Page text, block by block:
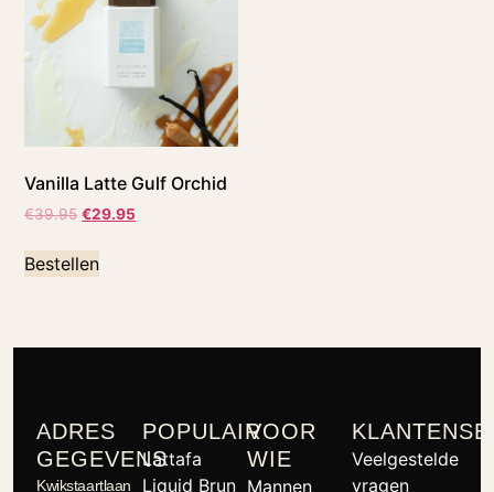
Vanilla Latte Gulf Orchid
€39.95 €29.95
Bestellen
ADRES
GEGEVENS
Kwikstaartlaan
POPULAIR
Lattafa
Liquid Brun
VOOR
WIE
Mannen
Veelgestelde
vragen